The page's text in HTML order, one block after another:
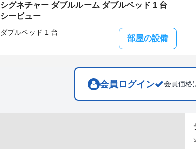
shortcuts
for
dates.
shortcuts
シグネチャー ダブルルーム ダブルベッド 1 台
シービュー
ダブルベッド 1 台
部屋の設備
会員ログイン 会員価格